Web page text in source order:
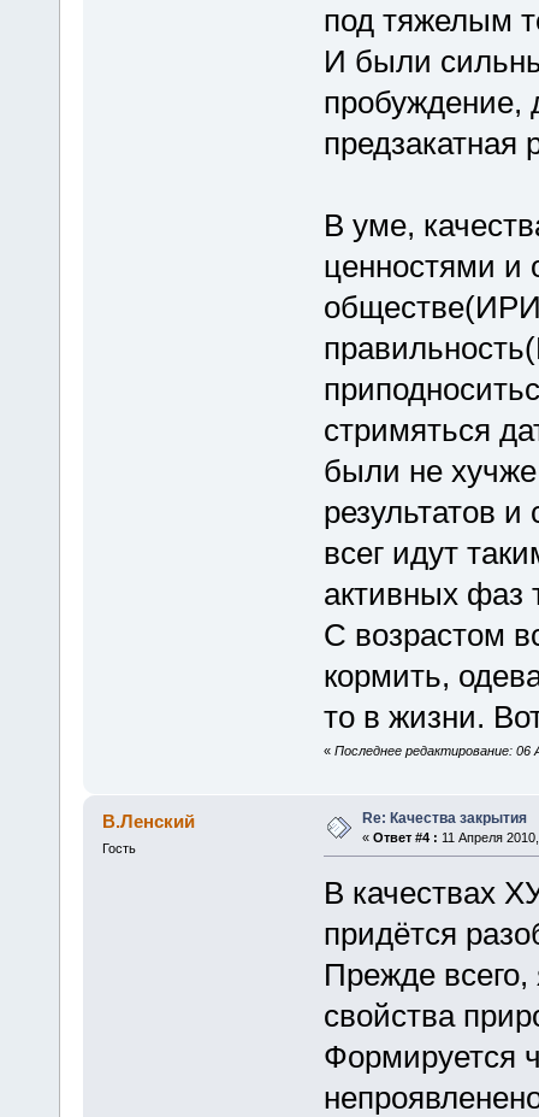
под тяжелым
И были
пробуждение,
предзакатная
В уме,
ценностями и
стримяться
были не
результатов
всег идут
активных фаз
С возрастом
кормить,
то в жизни.
« Последнее редактирование: 06
В.Ленский
Гость
Re: Качества закрытия
« Ответ #4 : 11 Апреля
В качествах
придётся
Прежде
свойства
Формируется